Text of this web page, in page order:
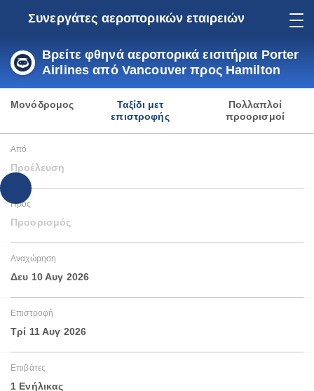
Συνεργάτες αεροπορικών εταιρειών
Βρείτε φθηνά αεροπορικά εισιτήρια Porter
Airlines από Vancouver προς Hamilton
Μονόδρομος
Ταξίδι μετ
επιστροφής
Πολλαπλοί
προορισμοί
Από
Προέλευση
Προς
Προορισμός
Αναχώρηση
Δευ 10 Αυγ 2026
Επιστροφή
Τρί 11 Αυγ 2026
Επιβάτες
1 Ενήλικας